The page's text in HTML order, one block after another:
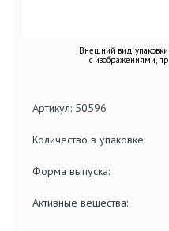
Внешний вид
с изображениями,
Артикул: 50596
Количество в упаковке:
Форма выпуска:
Активные вещества: